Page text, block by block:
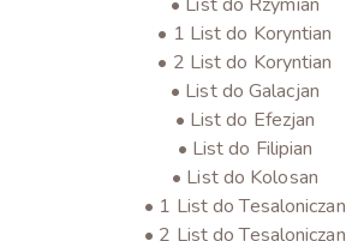
• 1 List do Koryntian
• 2 List do Koryntian
• List do Galacjan
• List do Efezjan
• List do Filipian
• List do Kolosan
• 1 List do Tesaloniczan
• 2 List do Tesaloniczan